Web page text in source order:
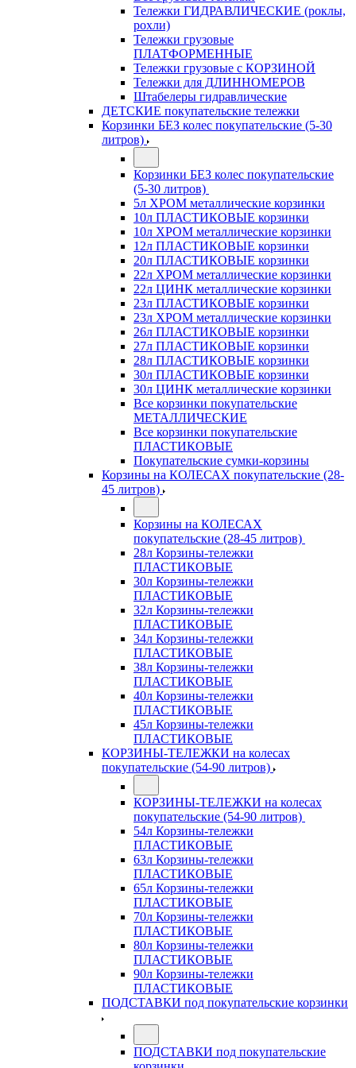
Тележки ГИДРАВЛИЧЕСКИЕ (роклы,
рохли)
Тележки грузовые
ПЛАТФОРМЕННЫЕ
Тележки грузовые с КОРЗИНОЙ
Тележки для ДЛИННОМЕРОВ
Штабелеры гидравлические
ДЕТСКИЕ покупательские тележки
Корзинки БЕЗ колес покупательские (5-30
литров)
Корзинки БЕЗ колес покупательские
(5-30 литров)
5л ХРОМ металлические корзинки
10л ПЛАСТИКОВЫЕ корзинки
10л ХРОМ металлические корзинки
12л ПЛАСТИКОВЫЕ корзинки
20л ПЛАСТИКОВЫЕ корзинки
22л ХРОМ металлические корзинки
22л ЦИНК металлические корзинки
23л ПЛАСТИКОВЫЕ корзинки
23л ХРОМ металлические корзинки
26л ПЛАСТИКОВЫЕ корзинки
27л ПЛАСТИКОВЫЕ корзинки
28л ПЛАСТИКОВЫЕ корзинки
30л ПЛАСТИКОВЫЕ корзинки
30л ЦИНК металлические корзинки
Все корзинки покупательские
МЕТАЛЛИЧЕСКИЕ
Все корзинки покупательские
ПЛАСТИКОВЫЕ
Покупательские сумки-корзины
Корзины на КОЛЕСАХ покупательские (28-
45 литров)
Корзины на КОЛЕСАХ
покупательские (28-45 литров)
28л Корзины-тележки
ПЛАСТИКОВЫЕ
30л Корзины-тележки
ПЛАСТИКОВЫЕ
32л Корзины-тележки
ПЛАСТИКОВЫЕ
34л Корзины-тележки
ПЛАСТИКОВЫЕ
38л Корзины-тележки
ПЛАСТИКОВЫЕ
40л Корзины-тележки
ПЛАСТИКОВЫЕ
45л Корзины-тележки
ПЛАСТИКОВЫЕ
КОРЗИНЫ-ТЕЛЕЖКИ на колесах
покупательские (54-90 литров)
КОРЗИНЫ-ТЕЛЕЖКИ на колесах
покупательские (54-90 литров)
54л Корзины-тележки
ПЛАСТИКОВЫЕ
63л Корзины-тележки
ПЛАСТИКОВЫЕ
65л Корзины-тележки
ПЛАСТИКОВЫЕ
70л Корзины-тележки
ПЛАСТИКОВЫЕ
80л Корзины-тележки
ПЛАСТИКОВЫЕ
90л Корзины-тележки
ПЛАСТИКОВЫЕ
ПОДСТАВКИ под покупательские корзинки
ПОДСТАВКИ под покупательские